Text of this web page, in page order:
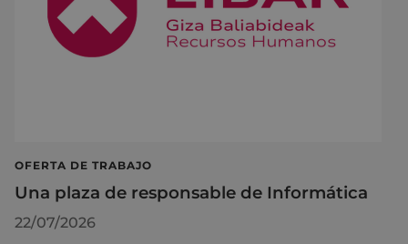
OFERTA DE TRABAJO
Una plaza de responsable de Informática
22/07/2026